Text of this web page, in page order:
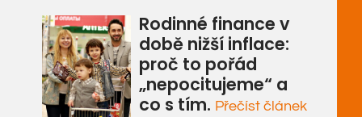
Rodinné finance v
době nižší inflace:
proč to pořád
„nepocitujeme“ a
co s tím. Přečíst článek